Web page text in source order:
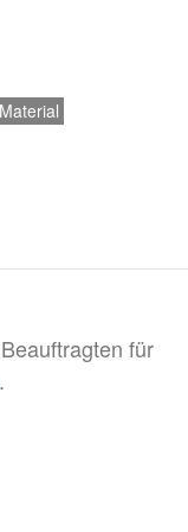
Material
für
.